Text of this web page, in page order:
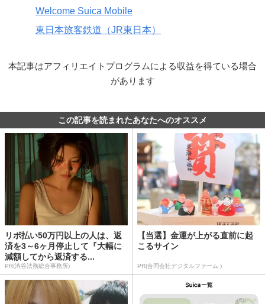
Welcome Suica Mobile
東日本旅客鉄道（JR東日本）
本記事はアフィリエイトプログラムによる収益を得ている場合
があります
この記事を読まれたあなたへのオススメ
リボ払い50万円以上の人は、返
済を3～6ヶ月停止して『大幅に
減額してから返済する...
PR(渋谷法務総合事務所)
【当選】金運が上がる直前に起
こるサイン
PR(合同会社デジタルファーム )